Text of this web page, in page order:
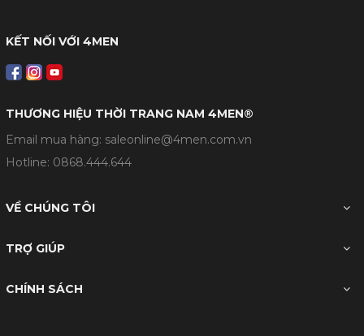
KẾT NỐI VỚI 4MEN
THƯƠNG HIỆU THỜI TRANG NAM 4MEN®
Email mua hàng: saleonline@4men.com.vn
Hotline: 0868.444.644
VỀ CHÚNG TÔI
TRỢ GIÚP
CHÍNH SÁCH